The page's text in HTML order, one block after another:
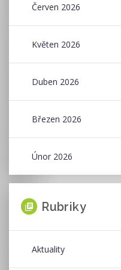
Červen 2026
Květen 2026
Duben 2026
Březen 2026
Únor 2026
Rubriky
Aktuality